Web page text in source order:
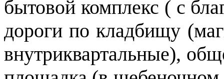
бытовой комплекс ( с
дороги по кладбищу
внутриквартальные),